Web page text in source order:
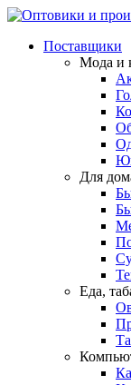
Поставщики
Мода и
Для
Еда,